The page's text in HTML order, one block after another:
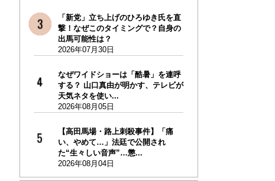
「新党」立ち上げのひろゆき氏を直
撃！なぜこのタイミングで？自身の
出馬可能性は？
2026年07月30日
なぜワイドショーは「酷暑」を連呼
する？ 山口真由が明かす、テレビが
天気ネタを使い...
2026年08月05日
【高田馬場・路上刺殺事件】「痛
い、やめて…」法廷で公開され
た“生々しい音声”…懲...
2026年08月04日